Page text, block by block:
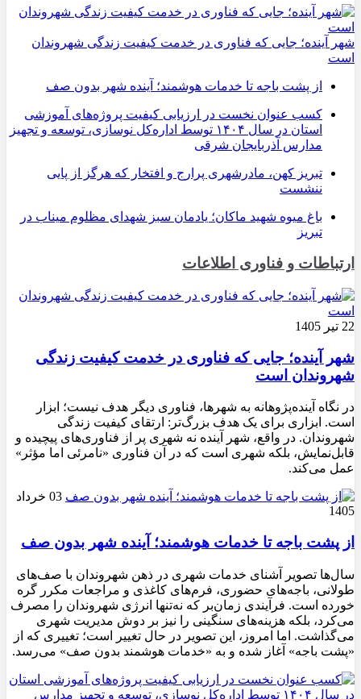
شهر آینده؛ جایی که فناوری در خدمت کیفیت زندگی شهروندان
است
از پشت باجه تا خدمات هوشمند؛ آینده شهر بدون صف
کسب عنوان نخست در ارزیابی کیفیت پروژه‌های آموزشی
استان در سال ۱۴۰۴ توسط اداره‌کل نوسازی، توسعه و تجهیز
مدارس آذربایجان شرقی
تبریز کهن، مادرشهری پرارج و افتخار که هرگز از پایی
ننشست
باغ میوه شهید ماکان؛ یادمان سبز شهدای مظلوم میناب در
تبریز
ارتباطات و فناوری اطلاعات
22 تیر 1405
شهر آینده؛ جایی که فناوری در خدمت کیفیت زندگی
شهروندان است
در نگاه آینده‌پژوهانه به شهرها، فناوری دیگر هدف نیست؛ ابزار
است. ابزاری برای یک هدف بزرگ‌تر: ارتقای کیفیت زندگی
شهروندان. در واقع، شهر آینده نه شهری پر از فناوری‌های پیچیده و
قابل‌نمایش، بلکه شهری است که در آن فناوری «نامرئی اما مؤثر»
عمل می‌کند.
03 خرداد
1405
از پشت باجه تا خدمات هوشمند؛ آینده شهر بدون صف
سال‌ها تصویر آشنای خدمات شهری در ذهن شهروندان با صف‌های
طولانی، باجه‌های حضوری، فرم‌های کاغذی و مراجعات مکرر گره
خورده است. فرآیندی زمان‌بر که نه‌تنها انرژی شهروندان را مصرف
می‌کرد، بلکه هزینه‌های سنگینی را نیز بر دوش مدیریت شهری
می‌گذاشت. اما امروز، این تصویر در حال تغییر است؛ تغییری که از
«پشت باجه» آغاز شده و به «خدمات هوشمند بدون صف» می‌رسد.